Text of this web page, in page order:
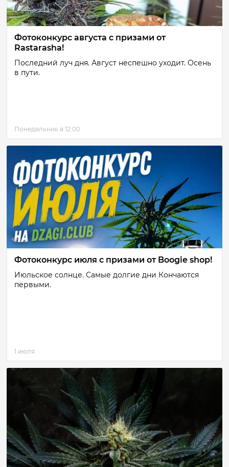
Фотоконкурс августа с призами от
Rastarasha!
Последний луч дня. Август неспешно уходит. Осень
в пути.
Понедельник в 12:00
Фотоконкурс июля с призами от Boogie shop!
Июльское солнце. Самые долгие дни Кончаются
первыми.
1 июля